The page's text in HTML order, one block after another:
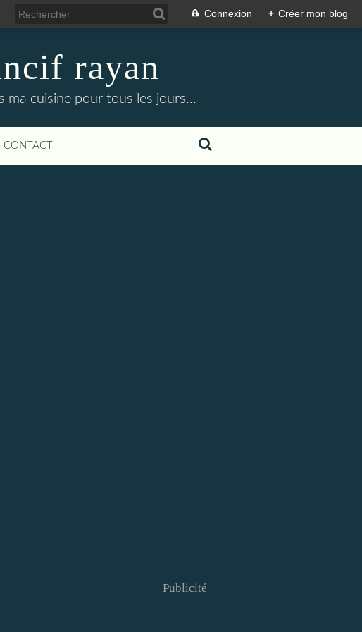
Connexion + Créer mon blog
rayan
ma cuisine pour tous les jours...
CONTACT
Publicité